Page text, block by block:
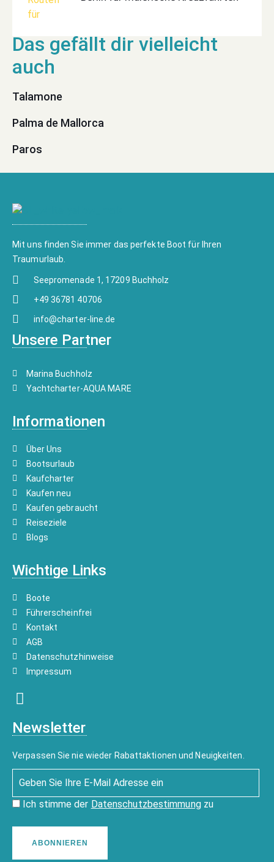
Talamone
Palma de Mallorca
Paros
Mit uns finden Sie immer das perfekte Boot für Ihren
Traumurlaub.
Seepromenade 1, 17209 Buchholz
+49 36781 40706
info@charter-line.de
Unsere Partner
Marina Buchholz
Yachtcharter-AQUA MARE
Informationen
Über Uns
Bootsurlaub
Kaufcharter
Kaufen neu
Kaufen gebraucht
Reiseziele
Blogs
Wichtige Links
Boote
Führerscheinfrei
Kontakt
AGB
Datenschutzhinweise
Impressum
Newsletter
Verpassen Sie nie wieder Rabattaktionen und Neuigkeiten.
Ich stimme der Datenschutzbestimmungzu
ABONNIEREN